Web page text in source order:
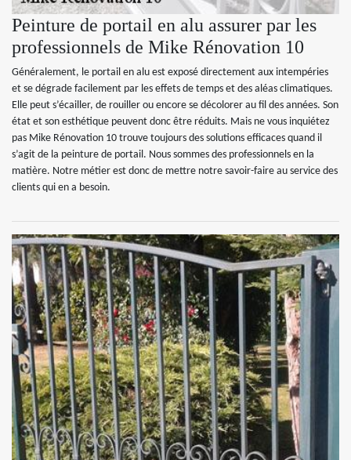
Peinture de portail en alu assurer par les
professionnels de Mike Rénovation 10
Généralement, le portail en alu est exposé directement aux intempéries
et se dégrade facilement par les effets de temps et des aléas climatiques.
Elle peut s’écailler, de rouiller ou encore se décolorer au fil des années. Son
état et son esthétique peuvent donc être réduits. Mais ne vous inquiétez
pas Mike Rénovation 10 trouve toujours des solutions efficaces quand il
s’agit de la peinture de portail. Nous sommes des professionnels en la
matière. Notre métier est donc de mettre notre savoir-faire au service des
clients qui en a besoin.